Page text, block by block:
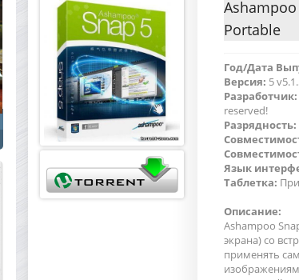
Ashampoo
Portable
Год/Дата
Версия: 5
Разработчик:
reserved!
Разрядность:
Язык
Таблетка:
Описание:
Ashampoo
экрана) со
применять